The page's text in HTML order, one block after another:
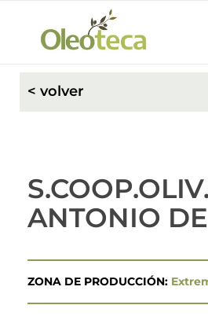
< volver
ANTONIO
ZONA DE PRODUCCIÓN: